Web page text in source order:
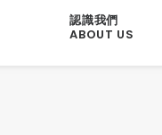
認識我們
ABOUT US